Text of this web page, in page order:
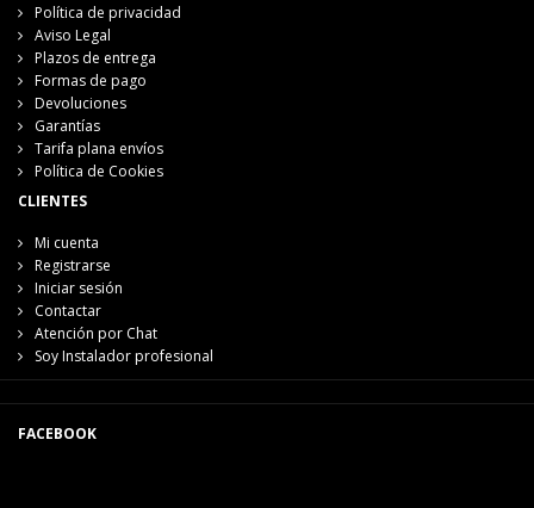
Política de privacidad
Aviso Legal
Plazos de entrega
Formas de pago
Devoluciones
Garantías
Tarifa plana envíos
Política de Cookies
CLIENTES
Mi cuenta
Registrarse
Iniciar sesión
Contactar
Atención por Chat
Soy Instalador profesional
FACEBOOK